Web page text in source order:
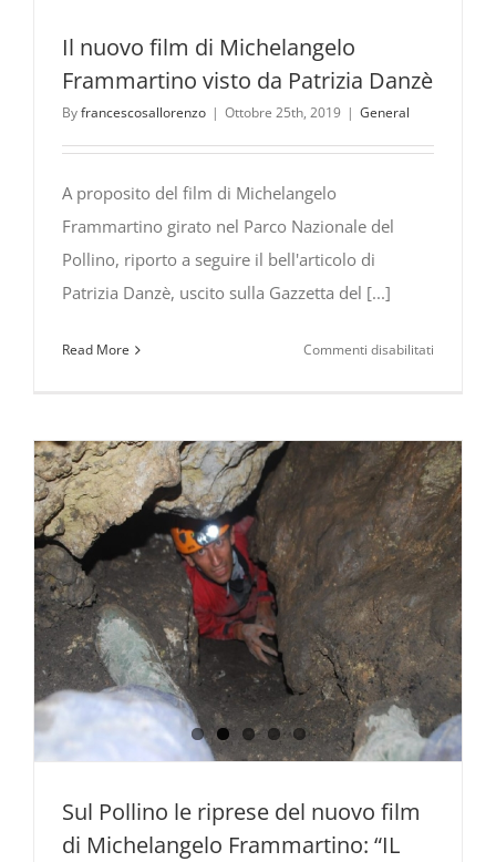
Il nuovo film di Michelangelo
Frammartino visto da Patrizia Danzè
Byfrancescosallorenzo | Ottobre 25th, 2019 | General
A proposito del film di Michelangelo
Frammartino girato nel Parco Nazionale del
Pollino, riporto a seguire il bell'articolo di
Patrizia Danzè, uscito sulla Gazzetta del [...]
Read More Commenti disabilitati
di
visto
da
Patrizia
Danzè
Sul Pollino le riprese del nuovo film
di Michelangelo Frammartino: “IL